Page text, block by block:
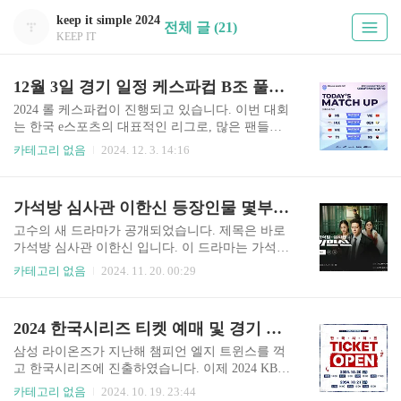
keep it simple 2024
KEEP IT
전체 글 (21)
12월 3일 경기 일정 케스파컵 B조 풀리그
2024 롤 케스파컵이 진행되고 있습니다. 이번 대회
는 한국 e스포츠의 대표적인 리그로, 많은 팬들의
기대를 모으며 다양한 팀들이 참가하여 최고의 자
있습니다. 케스파컵 중계 바로가기 케스파컵 B조
풀리그12월 3일의 일정은 특히 주목할 만합니다.
이날은 B조의 마지막 경기가 진행되며, 각 팀의 순
위가 결정되는 중요한 날입니다. B조의 경기는 12
월 1일부터 시작되어 12월 3일까지 이어지며, 각 팀
되어 있습니다. 농심, 한화생명 e스포츠, T1..
카테고리 없음 2024. 12. 3. 14:16
가석방 심사관 이한신 등장인물 몇부작 다시보기
고수의 새 드라마가 공개되었습니다. 제목은 바로
가석방 심사관 이한신 입니다. 이 드라마는 가석방
심사관이라는 독특한 직업을 중심으로 전개되는
면 아래 버튼 틍해서 꼭 다시보기 하시고 이한신 이
야기 함께 따라가 봅시다. 가석방 심사관 다시보기
👆️ 가석방 심사관 이한신 정보 몇부작 첫방송202
4년 11월 18일 월방영 시간매주 월요일, 화요일 오
카테고리 없음 2024. 11. 20. 00:29
2024 한국시리즈 티켓 예매 및 경기 일정 좌석배치도 미디어데이 생중계 CGV SCREENX
삼성 라이온즈가 지난해 챔피언 엘지 트윈스를 꺽
고 한국시리즈에 진출하였습니다. 이제 2024 KBO
프로야구 정규시즌 우승팀인 기아 타이거즈와 마
카테고리 없음 2024. 10. 19. 23:44